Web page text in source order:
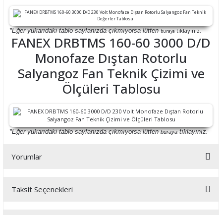
*Eğer yukarıdaki tablo sayfanızda çıkmıyorsa lütfenburayatıklayınız.
FANEX DRBTMS 160-60 3000 D/D
Monofaze Dıştan Rotorlu
Salyangoz Fan Teknik Çizimi ve
Ölçüleri Tablosu
*Eğer yukarıdaki tablo sayfanızda çıkmıyorsa lütfenburayatıklayınız.
Yorumlar
Bu ürüne ilk yorumu siz yapın!
Taksit Seçenekleri